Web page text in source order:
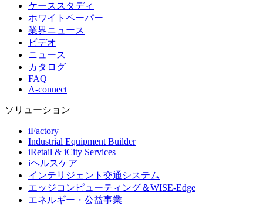
ケーススタディ
ホワイトペーパー
業界ニュース
ビデオ
ニュース
カタログ
FAQ
A-connect
ソリューション
iFactory
Industrial Equipment Builder
iRetail & iCity Services
iヘルスケア
インテリジェント交通システム
エッジコンピューティング＆WISE-Edge
エネルギー・公益事業